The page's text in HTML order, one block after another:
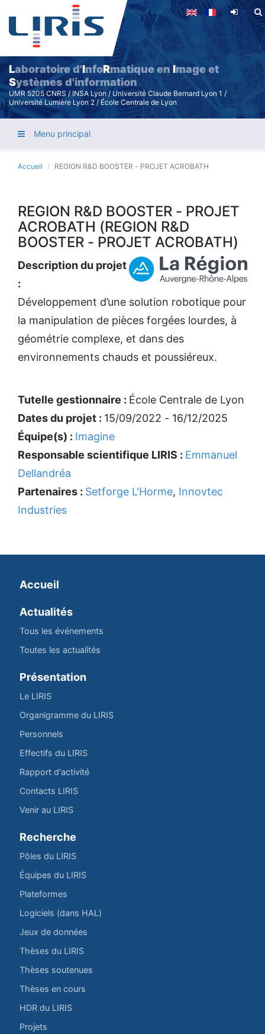
Aller
contenu
principal
Laboratoire d'InfoRmatique enImage et
Systèmes d'information
UMR 5205 CNRS / INSA Lyon / Université Claude Bernard Lyon 1 /
Université Lumière Lyon 2 / École Centrale de Lyon
Menu principal
Accueil REGION R&D BOOSTER - PROJET ACROBATH
REGION R&D BOOSTER - PROJET
ACROBATH (REGION R&D
BOOSTER - PROJET ACROBATH)
Description du projet
:
Développement d’une solution robotique pour
la manipulation de pièces forgées lourdes, à
géométrie complexe, et dans des
environnements chauds et poussiéreux.
Tutelle gestionnaire : École Centrale de Lyon
Dates du projet : 15/09/2022 - 16/12/2025
Équipe(s) : Imagine
Responsable scientifique LIRIS : Emmanuel
Dellandréa
Partenaires : Setforge L'Horme, Innovtec
Industries
Accueil
Actualités
Tous les événements
Toutes les actualités
Présentation
Le LIRIS
Organigramme du LIRIS
Personnels
Effectifs du LIRIS
Rapport d'activité
Contacts LIRIS
Venir au LIRIS
Recherche
Pôles du LIRIS
Équipes du LIRIS
Plateformes
Logiciels (dans HAL)
Jeux de données
Thèses du LIRIS
Thèses soutenues
Thèses en cours
HDR du LIRIS
Projets